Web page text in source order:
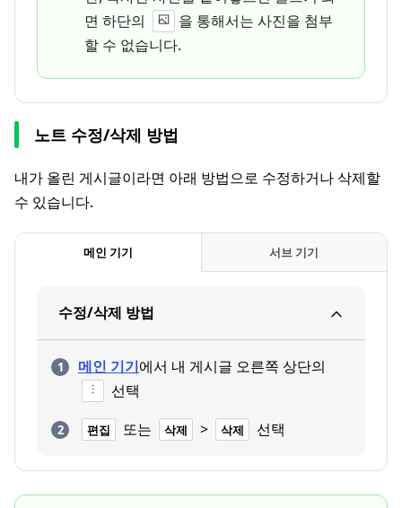
면 하단의
을 통해서는 사진을 첨부
할 수 없습니다.
노트 수정/삭제 방법
내가 올린 게시글이라면 아래 방법으로 수정하거나 삭제할
수 있습니다.
메인 기기 서브 기기
수정/삭제 방법
메인 기기에서 내 게시글 오른쪽 상단의
선택
편집 또는 삭제 > 삭제 선택